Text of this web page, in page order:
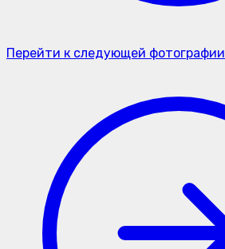
Перейти к следующей фотографии